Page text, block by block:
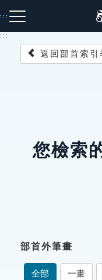
到
主
:::
成語故事
索引選單
:::
返回部首索引
您檢索
部首外筆畫
全部 一畫